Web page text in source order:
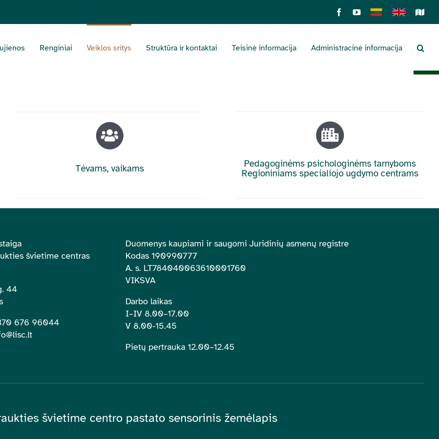
FacebookYouTube
Lietuviškai
English
Renginiai Veiklos sritys Struktūra ir kontaktai Teisinė informacija Administracinė informacija
Tėvams, vaikams
Pedagoginėms psichologinėms tarnyboms
Regioniniams specialiojo ugdymo centrams
švietime centras
44
676 96044
Duomenys kaupiami ir saugomi Juridinių asmenų registre
Kodas 190990777
A. s. LT784040063610001760
VIKSVA
Darbo laikas
I–IV 8.00–17.00
V 8.00-15.45
Pietų pertrauka 12.00–12.45
švietime centro pastato sensorinis žemėlapis